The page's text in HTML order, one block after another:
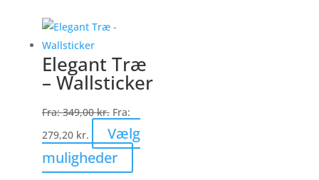
Mulighederne
kan
på
varesiden
Elegant Træ
– Wallsticker
Fra:349,00kr. Fra:
279,20 kr.
Vælg
muligheder
vare